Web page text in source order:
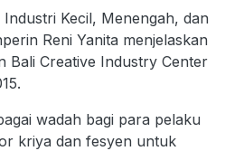
Kecil, Menengah, dan
Reni Yanita menjelaskan
Bali Creative Industry Center
wadah bagi para pelaku
kriya dan fesyen untuk